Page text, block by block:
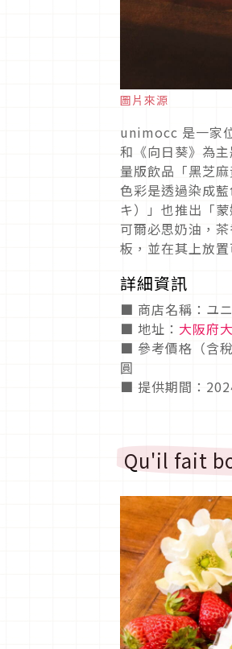
圖片來源
unimocc 是一家
和《向日葵》為
量版飲品「黑芝
色彩是透過染成
キ）」也推出「
可爾必思奶油，
板，並在其上放
詳細資訊
■ 商店名稱：ユ
■ 地址： 大阪府
■ 參考價格（含
圓
■ 提供期間：
Qu'il fait